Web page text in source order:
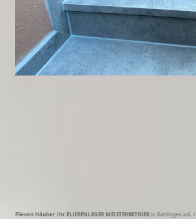
Fliesen Häuber Ihr FLIESENLEGER MEISTERBETRIEBin Bahlingen a.K. /